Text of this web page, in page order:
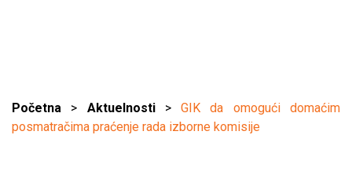
Početna > Aktuelnosti>GIK da omogući domaćim
posmatračima praćenje rada izborne komisije